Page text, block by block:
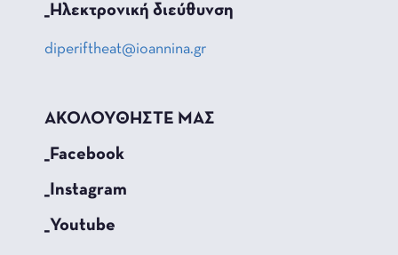
_Hλεκτρονική διεύθυνση
diperiftheat@ioannina.gr
ΑΚΟΛΟΥΘΗΣΤΕ ΜΑΣ
_Facebook
_Instagram
_Youtube